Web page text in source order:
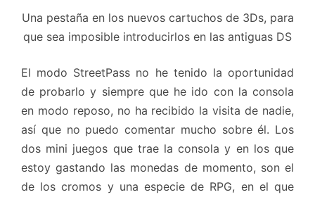
Una pestaña en los nuevos cartuchos de 3Ds, para
que sea imposible introducirlos en las antiguas DS
El modo StreetPass no he tenido la oportunidad
de probarlo y siempre que he ido con la consola
en modo reposo, no ha recibido la visita de nadie,
así que no puedo comentar mucho sobre él. Los
dos mini juegos que trae la consola y en los que
estoy gastando las monedas de momento, son el
de los cromos y una especie de RPG, en el que